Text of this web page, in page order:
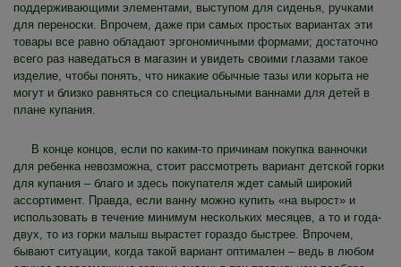
поддерживающими элементами, выступом для сиденья, ручками
для переноски. Впрочем, даже при самых простых вариантах эти
товары все равно обладают эргономичными формами; достаточно
всего раз наведаться в магазин и увидеть своими глазами такое
изделие, чтобы понять, что никакие обычные тазы или корыта не
могут и близко равняться со специальными ваннами для детей в
плане купания.
В конце концов, если по каким-то причинам покупка ванночки
для ребенка невозможна, стоит рассмотреть вариант детской горки
для купания – благо и здесь покупателя ждет самый широкий
ассортимент. Правда, если ванну можно купить «на вырост» и
использовать в течение минимум нескольких месяцев, а то и года-
двух, то из горки малыш вырастет гораздо быстрее. Впрочем,
бывают ситуации, когда такой вариант оптимален – ведь в любом